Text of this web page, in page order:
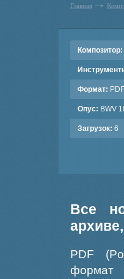
Главная
Композитор:
Формат: PDF
Опус: BWV
Загрузок: 6
Все
PDF
формат